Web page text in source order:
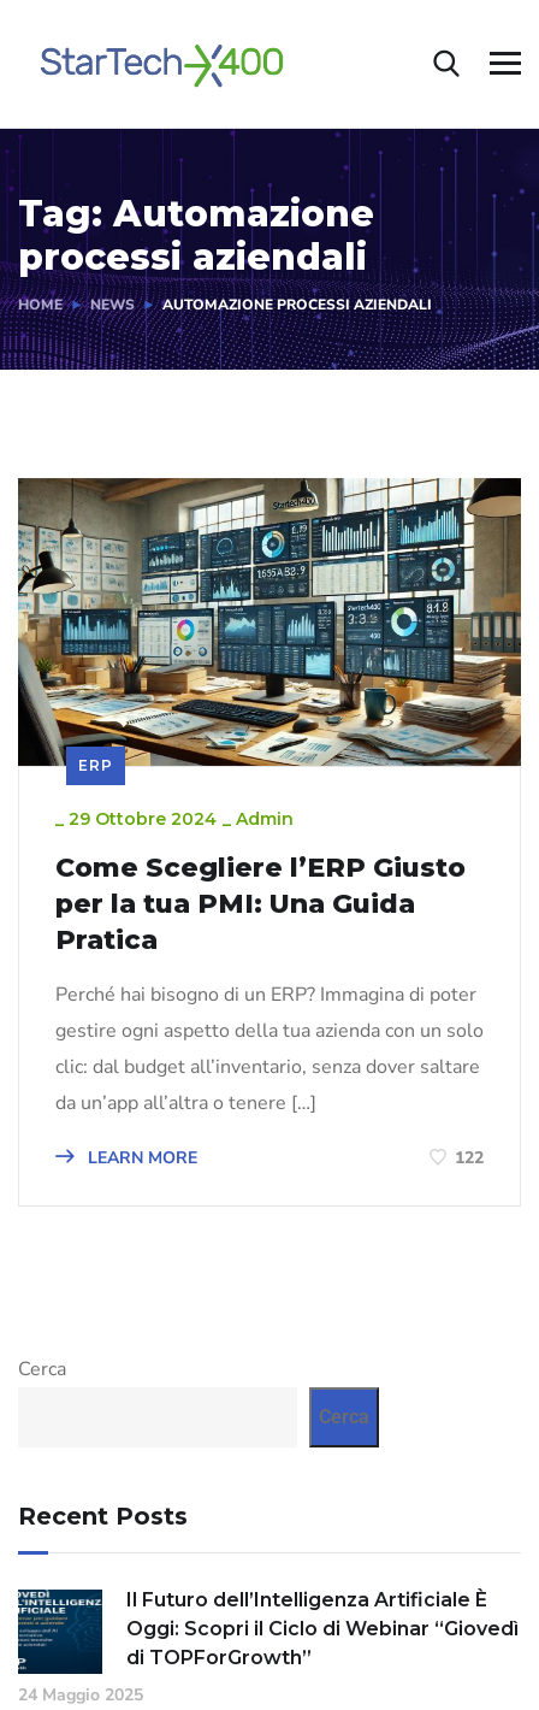
Tag:Automazione
processi aziendali
HOME NEWS AUTOMAZIONE PROCESSI AZIENDALI
ERP
_ 29 Ottobre 2024 _ Admin
Come Scegliere l’ERP Giusto
per la tua PMI: Una Guida
Pratica
Perché hai bisogno di un ERP? Immagina di poter
gestire ogni aspetto della tua azienda con un solo
clic: dal budget all’inventario, senza dover saltare
da un’app all’altra o tenere […]
LEARN MORE 122
Cerca
Cerca
Recent Posts
Il Futuro dell’Intelligenza Artificiale È
Oggi: Scopri il Ciclo di Webinar “Giovedì
di TOPForGrowth”
24 Maggio 2025